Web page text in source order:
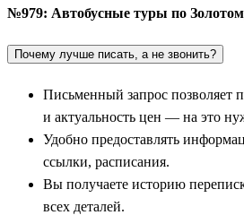
магнит здесь — величественная
этот регион обязательно включают
древнерусской живописью и
Далее маршрут ведет в сказочный
раскинувшийся на берегу древнего
словно сошел со страниц учебников
поездки сюда невозможно
№979: Автобусные туры по
Почему лучше писать, а не звонить?
Письменный запрос позволяет
и актуальность цен — на это
Удобно предоставлять
ссылки, расписания.
Вы получаете историю
всех деталей.